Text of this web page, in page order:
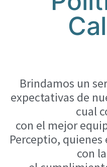
Brindamos un
expectativas de
cual
con el mejor
Perceptio,
con